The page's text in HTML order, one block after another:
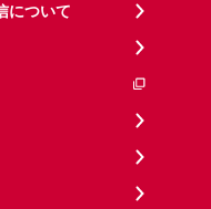
について